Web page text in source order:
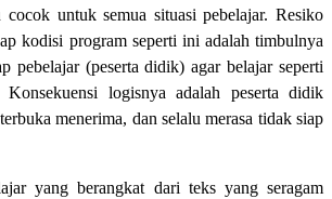
cocok untuk semua situasi pebelajar. Resiko
kodisi program seperti ini adalah timbulnya
pebelajar (peserta didik) agar belajar seperti
Konsekuensi logisnya adalah peserta didik
menerima, dan selalu merasa tidak siap
yang berangkat dari teks yang seragam